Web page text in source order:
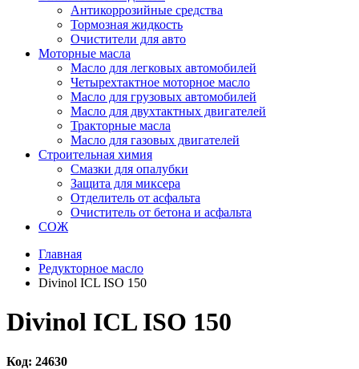
Антикоррозийные средства
Тормозная жидкость
Очистители для авто
Моторные масла
Масло для легковых автомобилей
Четырехтактное моторное масло
Масло для грузовых автомобилей
Масло для двухтактных двигателей
Тракторные масла
Масло для газовых двигателей
Строительная химия
Смазки для опалубки
Защита для миксера
Отделитель от асфальта
Очиститель от бетона и асфальта
СОЖ
Главная
Редукторное масло
Divinol ICL ISO 150
Divinol ICL ISO 150
Код: 24630